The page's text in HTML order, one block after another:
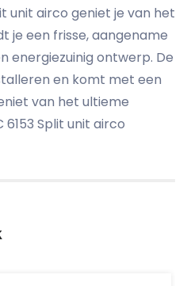
unit airco geniet je van het
je een frisse, aangename
energiezuinig ontwerp. De
en komt met een
van het ultieme
Split unit airco